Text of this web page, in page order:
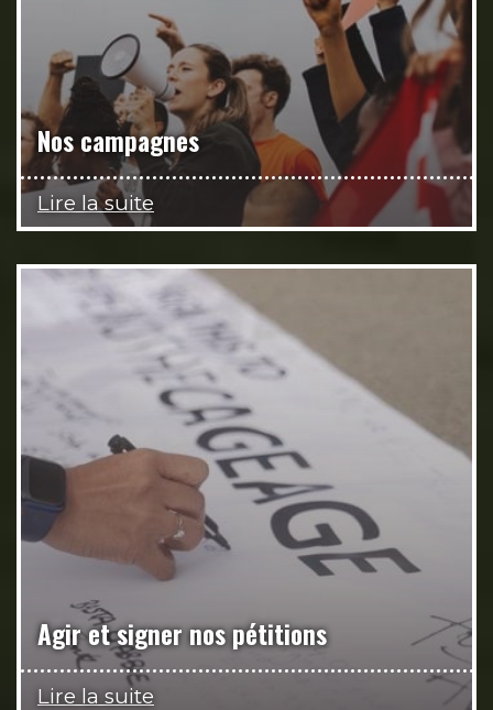
Nos campagnes
Lire la suite
Agir et signer nos pétitions
Lire la suite